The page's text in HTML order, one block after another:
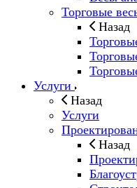
Торговые
Назад
Услуги
Назад
Услуги
Назад